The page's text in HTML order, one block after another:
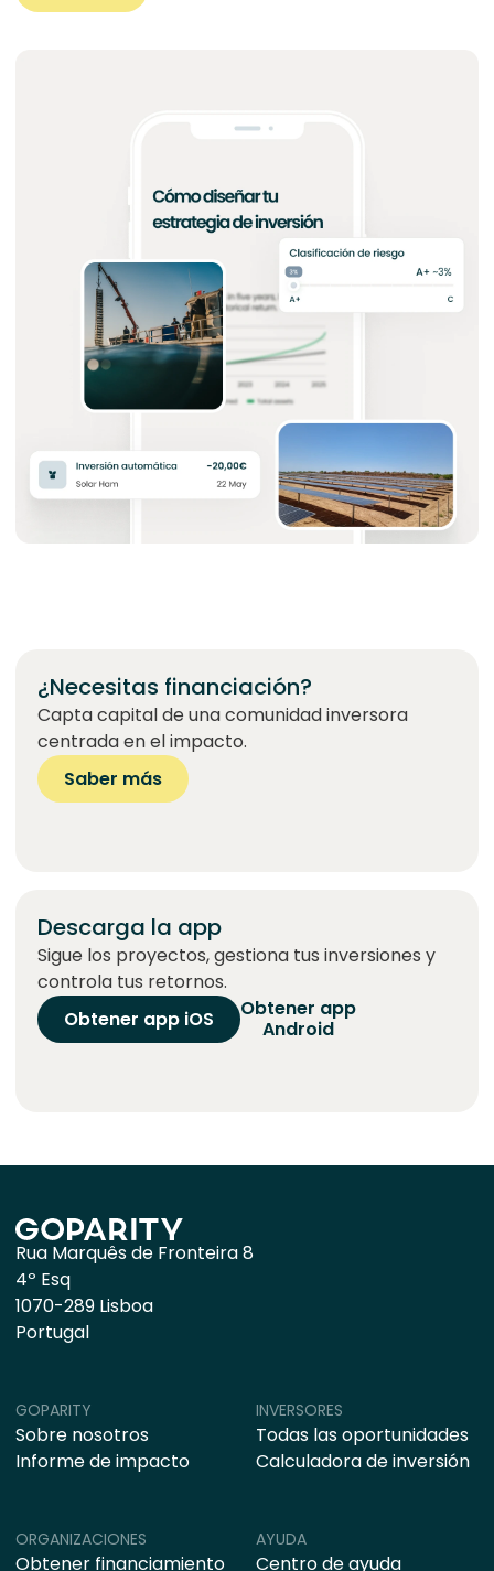
¿Necesitas financiación?
Capta capital de una comunidad inversora
centrada en el impacto.
Saber más
Descarga la app
Sigue los proyectos, gestiona tus inversiones y
controla tus retornos.
Obtener app iOS
Obtener app
Android
Rua Marquês de Fronteira 8
4º Esq
1070-289 Lisboa
Portugal
ORGANIZACIONES
Obtener financiamiento
AYUDA
Centro de ayuda
GOPARITY
Sobre nosotros
Informe de impacto
INVERSORES
Todas las oportunidades
Calculadora de inversión